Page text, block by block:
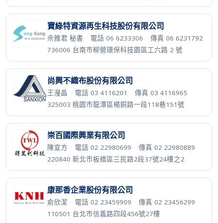
寶綠特資源再生科技股份有限公司
佘雅君 秘書 · 電話 06 6233306 · 傳真 06 6231792
736006 台南市柳營環保科技園區工六路 2 號
尚興不織布股份有限公司
王瀅晶 · 電話 03 4116201 · 傳真 03 4116965
325003 桃園市龍潭區楊銅路一段118巷151號
崇百國際興業有限公司
陳宜方 · 電話 02 22980699 · 傳真 02 22980889
220840 新北市板橋區三民路2段37號24樓之2
康那香企業股份有限公司
俞欣潔 · 電話 02 23459909 · 傳真 02 23456299
110501 台北市信義路四段456號27樓